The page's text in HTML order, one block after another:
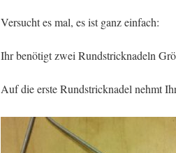
Versucht es mal, es ist ganz einfach:
Ihr benötigt zwei Rundstricknadeln
Auf die erste Rundstricknadel nehmt